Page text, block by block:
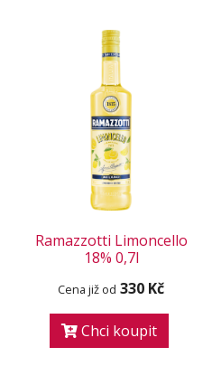
Ramazzotti Limoncello
18% 0,7l
Cena již od 330 Kč
Chci koupit